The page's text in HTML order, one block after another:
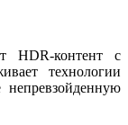
HDR-контент с
технологии